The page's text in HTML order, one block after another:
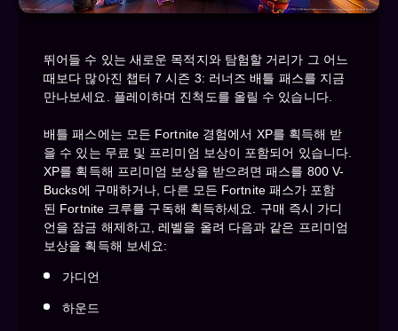
뛰어들 수 있는 새로운 목적지와 탐험할 거리가 그 어느
때보다 많아진 챕터 7 시즌 3: 러너즈 배틀 패스를 지금
만나보세요. 플레이하며 진척도를 올릴 수 있습니다.
배틀 패스에는 모든 Fortnite 경험에서 XP를 획득해 받
을 수 있는 무료 및 프리미엄 보상이 포함되어 있습니다.
XP를 획득해 프리미엄 보상을 받으려면 패스를 800 V-
Bucks에 구매하거나, 다른 모든 Fortnite 패스가 포함
된 Fortnite 크루를 구독해 획득하세요. 구매 즉시 가디
언을 잠금 해제하고, 레벨을 올려 다음과 같은 프리미엄
보상을 획득해 보세요:
가디언
하운드